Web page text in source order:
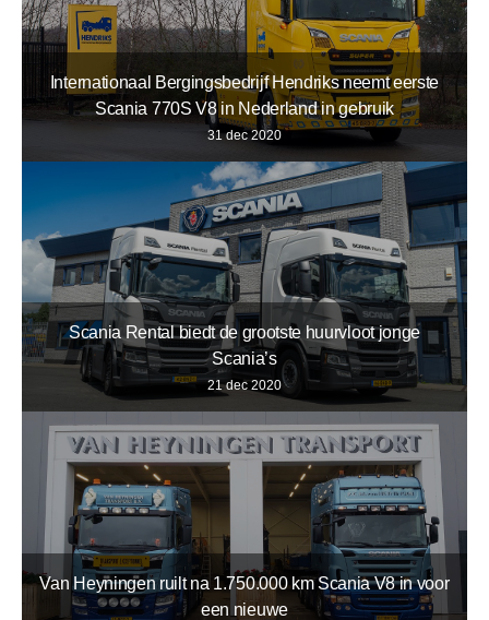
Internationaal Bergingsbedrijf Hendriks neemt eerste
Scania 770S V8 in Nederland in gebruik
31 dec 2020
Scania Rental biedt de grootste huurvloot jonge
Scania’s
21 dec 2020
Van Heyningen ruilt na 1.750.000 km Scania V8 in voor
een nieuwe